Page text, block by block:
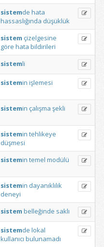
sistemde hata
hassaslığında düşüklük
sistem çizelgesine
göre hata bildirileri
sistemli
sistemin işlemesi
sistemin çalışma şekli
sistemin tehlikeye
düşmesi
sistemin temel modülü
sistemin dayanıklılık
deneyi
sistem belleğinde saklı
sistemde lokal
kullanıcı bulunamadı